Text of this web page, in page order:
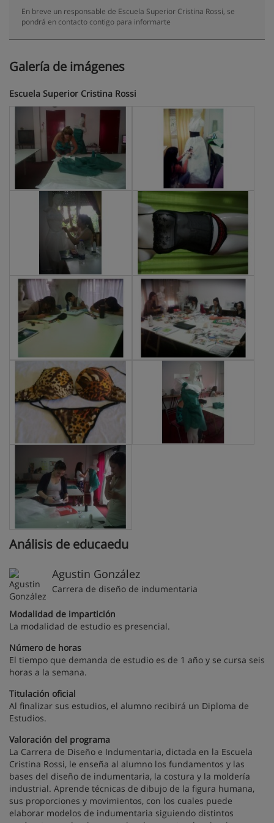
En breve un responsable de Escuela Superior Cristina Rossi, se
pondrá en contacto contigo para informarte
Galería de imágenes
Escuela Superior Cristina Rossi
Análisis de educaedu
Agustin González
Carrera de diseño de indumentaria
Modalidad de impartición
La modalidad de estudio es presencial.
Número de horas
El tiempo que demanda de estudio es de 1 año y se cursa seis
horas a la semana.
Titulación oficial
Al finalizar sus estudios, el alumno recibirá un Diploma de
Estudios.
Valoración del programa
La Carrera de Diseño e Indumentaria, dictada en la Escuela
Cristina Rossi, le enseña al alumno los fundamentos y las
bases del diseño de indumentaria, la costura y la moldería
industrial. Aprende técnicas de dibujo de la figura humana,
sus proporciones y movimientos, con los cuales puede
elaborar modelos de indumentaria siguiendo distintos